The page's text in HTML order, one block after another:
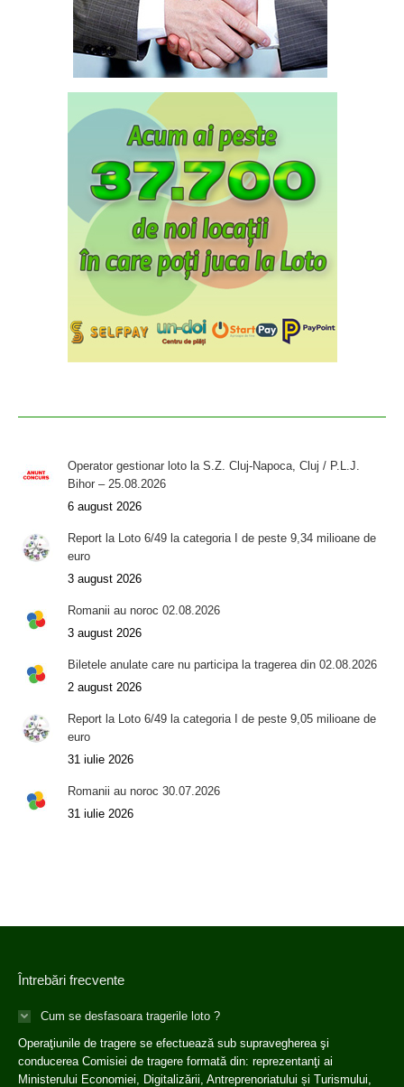
Operator gestionar loto la S.Z. Cluj-Napoca, Cluj / P.L.J.
Bihor – 25.08.2026
6 august 2026
Report la Loto 6/49 la categoria I de peste 9,34 milioane de
euro
3 august 2026
Romanii au noroc 02.08.2026
3 august 2026
Biletele anulate care nu participa la tragerea din 02.08.2026
2 august 2026
Report la Loto 6/49 la categoria I de peste 9,05 milioane de
euro
31 iulie 2026
Romanii au noroc 30.07.2026
31 iulie 2026
Întrebări frecvente
Cum se desfasoara tragerile loto ?
Operaţiunile de tragere se efectuează sub supravegherea şi
conducerea Comisiei de tragere formată din: reprezentanţi ai
Ministerului Economiei, Digitalizării, Antreprenoriatului și Turismului,